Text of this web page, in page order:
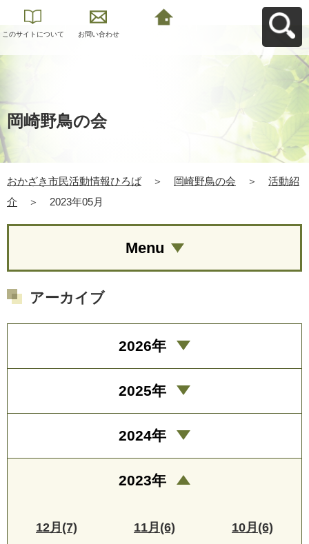
このサイトについて お問い合わせ
岡崎野鳥の会
おかざき市民活動情報ひろば ＞ 岡崎野鳥の会 ＞
活動紹
介
＞ 2023年05月
Menu
アーカイブ
2026年
2025年
2024年
2023年
12月(7) 11月(6) 10月(6)